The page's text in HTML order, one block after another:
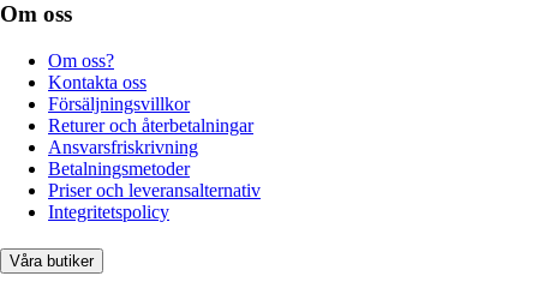
Om oss
Om oss?
Kontakta oss
Försäljningsvillkor
Returer och återbetalningar
Ansvarsfriskrivning
Betalningsmetoder
Priser och leveransalternativ
Integritetspolicy
Våra butiker